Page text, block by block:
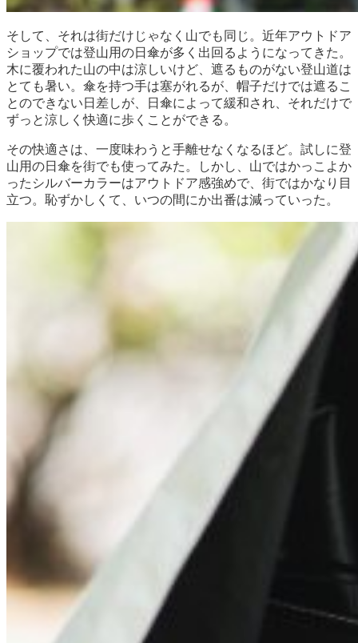
そして、それは街だけじゃなく山でも同じ。近年アウトドア
ショップでは登山用の日傘が多く出回るようになってきた。
木に覆われた山の中は涼しいけど、遮るものがない登山道は
とても暑い。傘を持つ手は塞がれるが、帽子だけでは遮るこ
とのできない日差しが、日傘によって緩和され、それだけで
ずっと涼しく快適に歩くことができる。
その快適さは、一度味わうと手離せなくなるほど。試しに登
山用の日傘を街でも使ってみた。しかし、山ではかっこよか
ったシルバーカラーはアウトドア感強めで、街ではかなり目
立つ。恥ずかしくて、いつの間にか出番は減っていった。